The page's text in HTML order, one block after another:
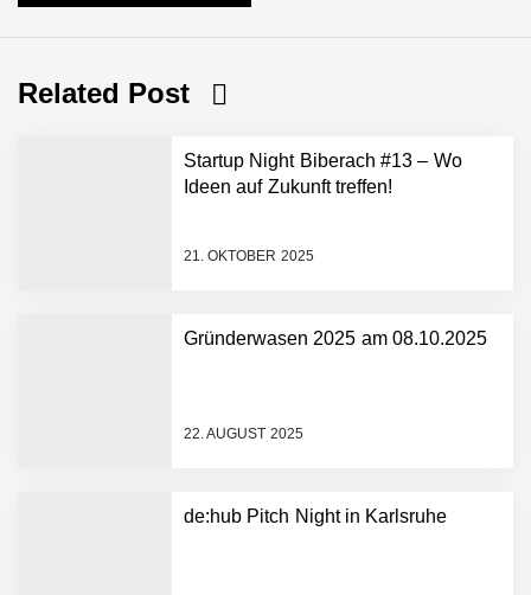
Related Post
Startup Night Biberach #13 – Wo
Ideen auf Zukunft treffen!
21. OKTOBER 2025
Gründerwasen 2025 am 08.10.2025
22. AUGUST 2025
de:hub Pitch Night in Karlsruhe
Dollar bekannt, um den
Plattform zu beschleunigen
NEURA Robotics und